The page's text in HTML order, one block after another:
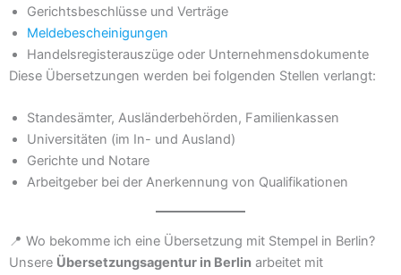
Gerichtsbeschlüsse und Verträge
Meldebescheinigungen
Handelsregisterauszüge oder Unternehmensdokumente
Diese Übersetzungen werden bei folgenden Stellen verlangt:
Standesämter, Ausländerbehörden, Familienkassen
Universitäten (im In- und Ausland)
Gerichte und Notare
Arbeitgeber bei der Anerkennung von Qualifikationen
📍 Wo bekomme ich eine Übersetzung mit Stempel in Berlin?
Unsere Übersetzungsagentur in Berlin arbeitet mit